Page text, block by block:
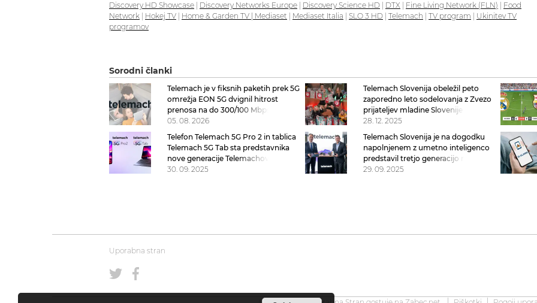
Discovery HD Showcase
Discovery Networks Europe Discovery Science HD DTX Fine Living Network (FLN)
Food
Network
Hokej TV Home & Garden TV | Mediaset Mediaset Italia SLO 3 HD Telemach TV program
Ukinitev TV
programov
Sorodni članki
Telemach je v fiksnih paketih prek 5G
omrežja EON 5G dvignil hitrost
prenosa na do 300/100 Mbps
05. 08. 2026
Telemach Slovenija obeležil peto
zaporedno leto sodelovanja z Zvezo
prijateljev mladine Slovenije in predal
več kot 500 darili za otroke
28. 12. 2025
Telefon Telemach 5G Pro 2 in tablica
Telemach 5G Tab sta predstavnika
nove generacije Telemachovih naprav
z žepu prijazno ceno
30. 09. 2025
Telemach Slovenija je na dogodku
napolnjenem z umetno inteligenco
predstavil tretjo generacijo naprav
lastne blagovne znamke
29. 09. 2025
Uporabna stran